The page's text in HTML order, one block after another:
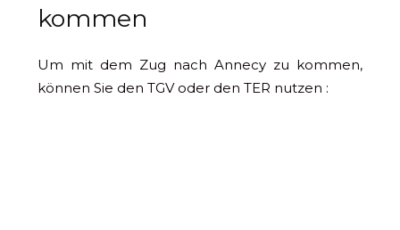
kommen
Um mit dem Zug nach Annecy zu kommen,
können Sie den TGV oder den TER nutzen :